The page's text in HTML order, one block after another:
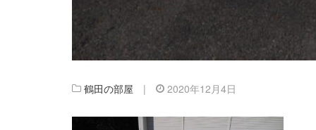
鶴田の部屋 | 2020年12月4日